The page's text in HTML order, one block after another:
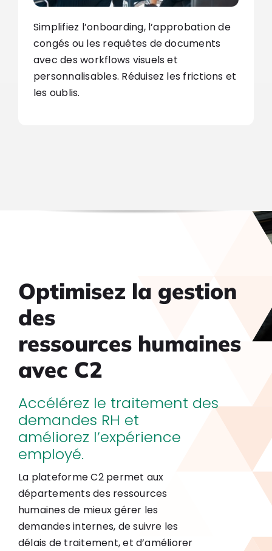
Simplifiez l’onboarding, l’approbation de
congés ou les requêtes de documents
avec des workflows visuels et
personnalisables. Réduisez les frictions et
les oublis.
Optimisez la gestion
des
ressources humaines
avec C2
Accélérez le traitement des
demandes RH et
améliorez l’expérience
employé.
La plateforme C2 permet aux
départements des ressources
humaines de mieux gérer les
demandes internes, de suivre les
délais de traitement, et d’améliorer